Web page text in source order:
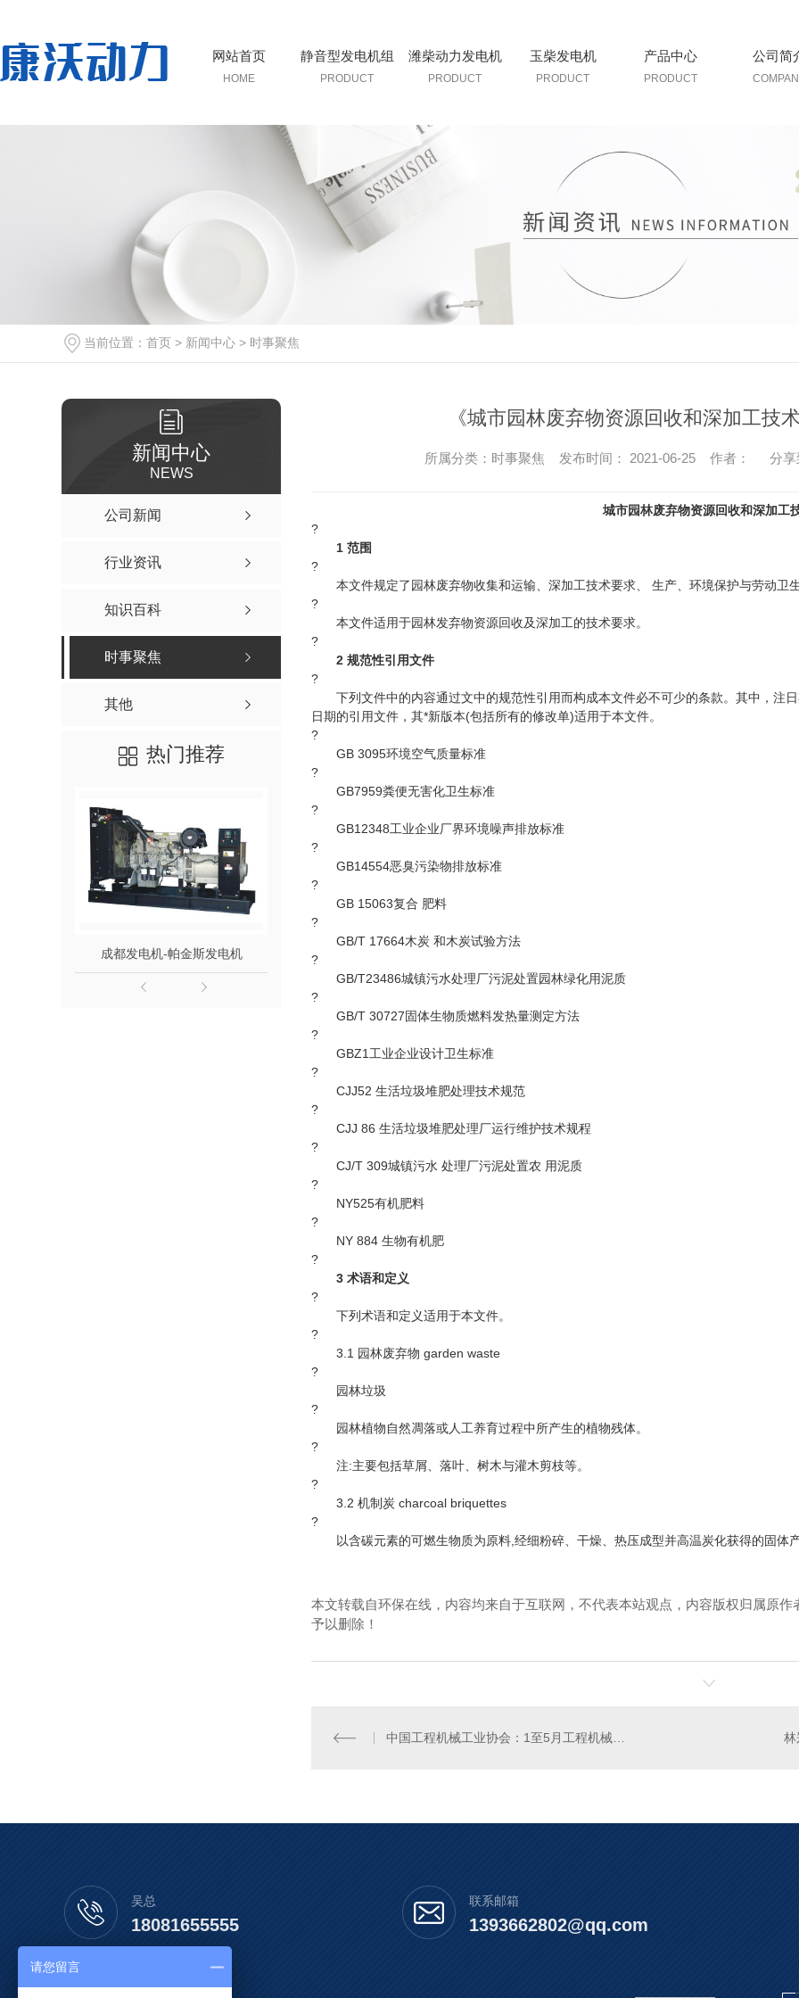
网站首页
HOME
静音型发电机组
PRODUCT
潍柴动力发电机
PRODUCT
玉柴发电机
PRODUCT
产品中心
PRODUCT
公司简
当前位置： 首页 > 新闻中心 > 时事聚焦
新闻中心
NEWS
公司新闻
行业资讯
知识百科
时事聚焦
其他
热门推荐
成都发电机-帕金斯发电机 成都发电机组-单缸柴油发电机组
《城市园林废弃物资源回收和深加工技
所属分类：时事聚焦 发布时间： 2021-06-25 作者： 分
城市园林废弃物资源回收和深加工
?
1 范围
?
本文件规定了园林废弃物收集和运输、深加工技术要求、 生产、环境保护与劳动卫
?
本文件适用于园林发弃物资源回收及深加工的技术要求。
?
2 规范性引用文件
?
下列文件中的内容通过文中的规范性引用而构成本文件必不可少的条款。其中，注
日期的引用文件，其*新版本(包括所有的修改单)适用于本文件。
?
GB 3095环境空气质量标准
?
GB7959粪便无害化卫生标准
?
GB12348工业企业厂界环境噪声排放标准
?
GB14554恶臭污染物排放标准
?
GB 15063复合 肥料
?
GB/T 17664木炭 和木炭试验方法
?
GB/T23486城镇污水处理厂污泥处置园林绿化用泥质
?
GB/T 30727固体生物质燃料发热量测定方法
?
GBZ1工业企业设计卫生标准
?
CJJ52 生活垃圾堆肥处理技术规范
?
CJJ 86 生活垃圾堆肥处理厂运行维护技术规程
?
CJ/T 309城镇污水 处理厂污泥处置农 用泥质
?
NY525有机肥料
?
NY 884 生物有机肥
?
3 术语和定义
?
下列术语和定义适用于本文件。
?
3.1 园林废弃物 garden waste
?
园林垃圾
?
园林植物自然凋落或人工养育过程中所产生的植物残体。
?
注:主要包括草屑、落叶、树木与灌木剪枝等。
?
3.2 机制炭 charcoal briquettes
?
以含碳元素的可燃生物质为原料,经细粉碎、干燥、热压成型并高温炭化获得的固体
本文转载自环保在线，内容均来自于互联网，不代表本站观点，内容版权归属原
予以删除！
中国工程机械工业协会：1至5月工程机械进出口贸易额同比增长超40%
吴总
18081655555
联系邮箱
1393662802@qq.com
请您留言